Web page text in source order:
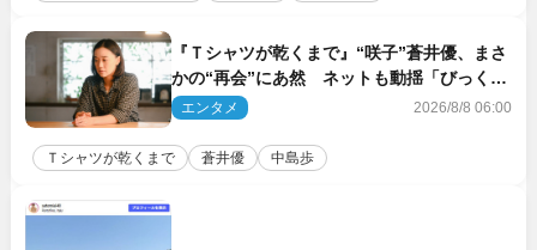
『Ｔシャツが乾くまで』“咲子”蒼井優、まさ
かの“再会”にあ然 ネットも動揺「びっくり
した!!」「今さら?!」（ネタバレあり）
エンタメ 2026/8/8 06:00
Ｔシャツが乾くまで 蒼井優 中島歩